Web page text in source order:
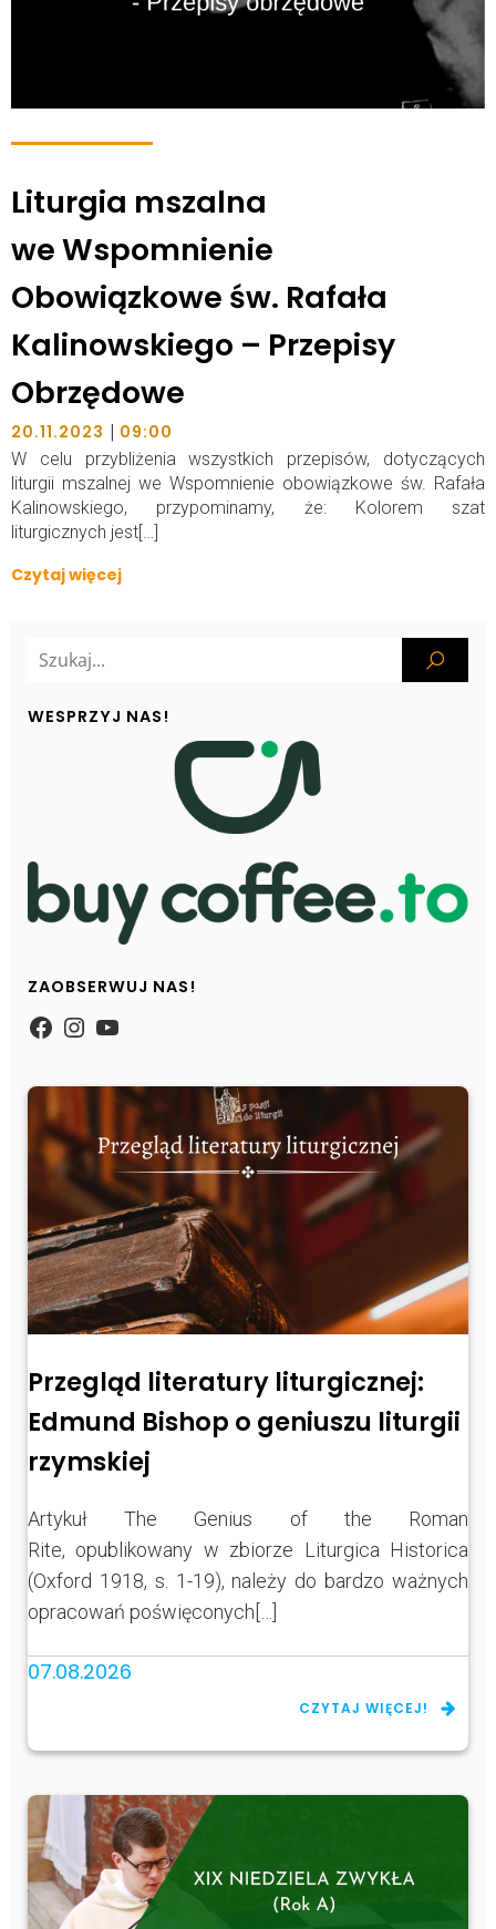
Liturgia mszalna
we Wspomnienie
Obowiązkowe św. Rafała
Kalinowskiego – Przepisy
Obrzędowe
20.11.2023 | 09:00
W celu przybliżenia wszystkich przepisów, dotyczących
liturgii mszalnej we Wspomnienie obowiązkowe św. Rafała
Kalinowskiego, przypominamy, że: Kolorem szat
liturgicznych jest[…]
Czytaj więcej
WESPRZYJ NAS!
ZAOBSERWUJ NAS!
https://www.facebook.com/
Instagram
YouTube
Przegląd literatury liturgicznej:
Edmund Bishop o geniuszu liturgii
rzymskiej
Artykuł The Genius of the Roman
Rite, opublikowany w zbiorze Liturgica Historica
(Oxford 1918, s. 1-19), należy do bardzo ważnych
opracowań poświęconych[…]
07.08.2026
CZYTAJ WIĘCEJ!